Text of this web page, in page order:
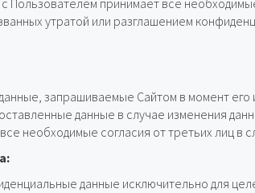
Пользователем принимает все
утратой или разглашением
запрашиваемые Сайтом в момент его
данные в случае изменения
необходимые согласия от третьих лиц в
данные исключительно для